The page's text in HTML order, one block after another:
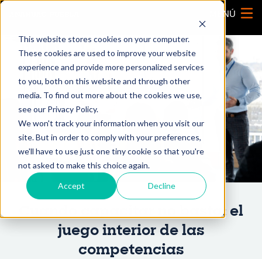
This website stores cookies on your computer.
These cookies are used to improve your website
experience and provide more personalized services
to you, both on this website and through other
media. To find out more about the cookies we use,
see our Privacy Policy.
We won't track your information when you visit our
site. But in order to comply with your preferences,
we'll have to use just one tiny cookie so that you're
not asked to make this choice again.
Accept Decline
Cuando capacitar no basta: el
juego interior de las
competencias
MENÚ